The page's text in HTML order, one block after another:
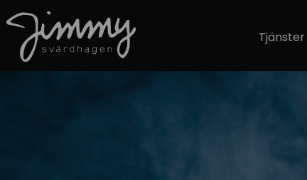
Hoppa
till
innehåll
Tjänster